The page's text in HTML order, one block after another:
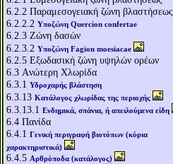
6.2.2 Παραμεσογειακή ζώνη βλαστήσεως
6.2.2.2 Υποζώνη Quercion confertae
6.2.3 Ζώνη δασών
6.2.3.2 Υποζώνη Fagion moesiacae
6.2.5 Εξωδασική ζώνη υψηλών ορέων
6.3 Aνώτερη Χλωρίδα
6.3.1 Υδροχαρής βλάστηση
6.3.13 Κατάλογος χλωρίδας της περιοχής
6.3.13.1 Ενδημικά, σπάνια, ή απειλούμενα είδη
6.4 Πανίδα
6.4.1 Γενική περιγραφή βιοτόπων (κύρια
χαρακτηριστικά)
6.4.5 Αρθρόποδα (κατάλογος)